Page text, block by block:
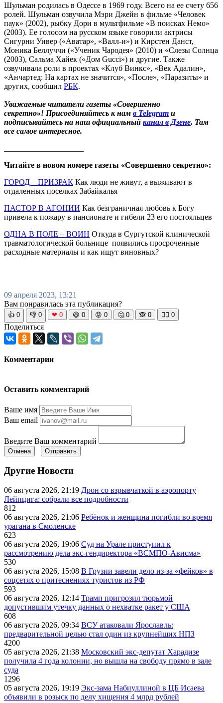
Шульман родилась в Одессе в 1969 году. Всего на ее счету 656
ролей. Шульман озвучила Мэри Джейн в фильме «Человек
паук» (2002), рыбку Дори в мультфильме «В поисках Немо»
(2003). Ее голосом на русском языке говорили актрисы
Сигурни Уивер («Аватар», «Валл-и») и Кирстен Данст,
Моника Беллуччи («Ученик Чародея» (2010) и «Слезы Солнца
(2003), Сальма Хайек («Дом Gucci») и другие. Также
озвучивала роли в проектах «Клуб Винкс», «Век Адалин»,
«Анчартед: На картах не значится», «После», «Паразиты» и
других, сообщил РБК.
Уважаемые читатели газеты «Совершенно
секретно»! Присоединяйтесь к нам в Telegram и
подписывайтесь на наш официальный канал в Дзене. Там
все самое интересное.
Читайте в новом номере газеты «Совершенно секретно»:
ГОРОД – ПРИЗРАК Как люди не живут, а выживают в
отдаленных поселках Забайкалья
ПАСТОР В АГОНИИ Как безграничная любовь к Богу
привела к пожару в пансионате и гибели 23 его постояльцев
ОДНА В ПОЛЕ – ВОИН Откуда в Сургутской клинической
травматологической больнице появились просроченные
расходные материалы и как ищут виновных?
09 апреля 2023, 13:21
Вам понравилась эта публикация?
👍 0 👎 0 ❤ 0 😆 0 😡 0 🤔 0 🙈 0 🧘‍♀️ 0
Поделиться
Комментарии
Оставить комментарий
Ваше имя
Ваш email
Введите Ваш комментарий
Отмена Отправить
Другие Новости
06 августа 2026, 21:19 Дрон со взрывчаткой в аэропорту
Лейпцига: собрали все подробности
812
06 августа 2026, 21:06 Ребёнок и женщина погибли во время
урагана в Смоленске
623
06 августа 2026, 19:06 Суд на Урале приступил к
рассмотрению дела экс-гендиректора «ВСМПО-Ависма»
530
06 августа 2026, 15:08 В Грузии завели дело из-за «фейков» в
соцсетях о притеснениях туристов из РФ
593
06 августа 2026, 12:14 Трамп пригрозил тюрьмой
допустившим утечку данных о нехватке ракет у США
608
06 августа 2026, 09:34 ВСУ атаковали Ярославль:
предварительной целью стал один из крупнейших НПЗ
4200
05 августа 2026, 21:38 Московский экс-депутат Харадизе
получила 4 года колонии, но вышла на свободу прямо в зале
суда
1296
05 августа 2026, 19:19 Экс-зама Набиуллиной в ЦБ Исаева
объявили в розыск по делу хищения 4 млрд рублей